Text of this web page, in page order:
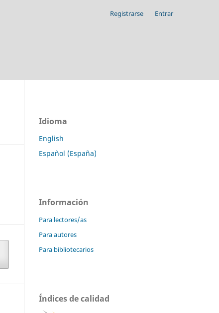
Registrarse Entrar
Idioma
English
Español (España)
Información
Para lectores/as
Para autores
Para bibliotecarios
Índices de calidad